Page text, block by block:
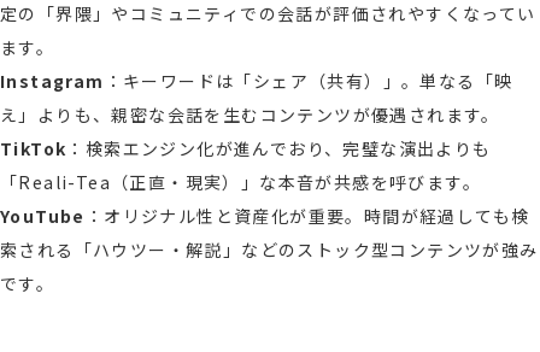
定の「界隈」やコミュニティでの会話が評価されやすくなってい
ます。
Instagram ：キーワードは「シェア（共有）」。単なる「映
え」よりも、親密な会話を生むコンテンツが優遇されます。
TikTok ：検索エンジン化が進んでおり、完璧な演出よりも
「Reali-Tea（正直・現実）」な本音が共感を呼びます。
YouTube ：オリジナル性と資産化が重要。時間が経過しても検
索される「ハウツー・解説」などのストック型コンテンツが強み
です。